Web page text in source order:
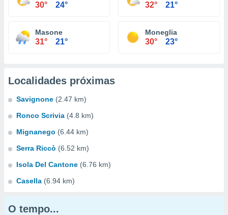
30° 24° 32° 21°
Masone
31° 21°
Moneglia
30° 23°
Localidades próximas
Savignone (2.47 km)
Ronco Scrivia (4.8 km)
Mignanego (6.44 km)
Serra Riccò (6.52 km)
Isola Del Cantone (6.76 km)
Casella (6.94 km)
O tempo...